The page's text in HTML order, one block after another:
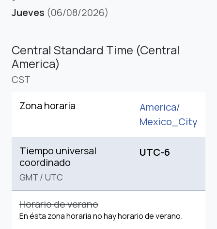
Jueves (06/08/2026)
Central Standard Time (Central
America)
CST
Zona horaria
America/
Mexico_City
Tiempo universal
coordinado
GMT / UTC
UTC-6
Horario de verano
En ésta zona horaria no hay horario de verano.